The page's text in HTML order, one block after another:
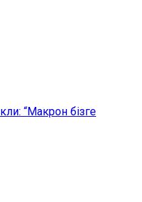
“Макрон бізге